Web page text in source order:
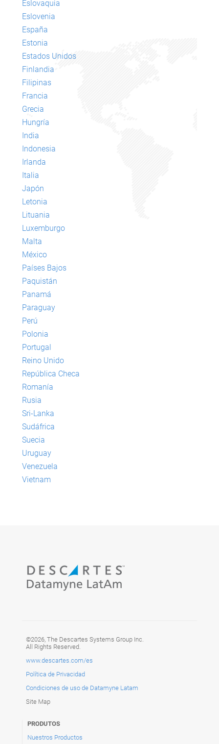
Eslovaquia
Eslovenia
España
Estonia
Estados Unidos
Finlandia
Filipinas
Francia
Grecia
Hungría
India
Indonesia
Irlanda
Italia
Japón
Letonia
Lituania
Luxemburgo
Malta
México
Países Bajos
Paquistán
Panamá
Paraguay
Perú
Polonia
Portugal
Reino Unido
República Checa
Romanía
Rusia
Sri-Lanka
Sudáfrica
Suecia
Uruguay
Venezuela
Vietnam
©2026, The Descartes Systems Group Inc.
All Rights Reserved.
www.descartes.com/es
Política de Privacidad
Condiciones de uso de Datamyne Latam
Site Map
PRODUTOS
Nuestros Productos